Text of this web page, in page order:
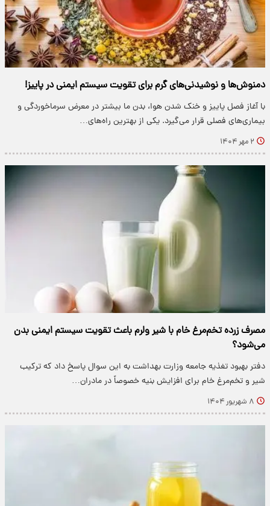
دمنوش‌ها و نوشیدنی‌های گرم برای تقویت سیستم ایمنی در پاییز!
با آغاز فصل پاییز و خنک شدن هوا، بدن ما بیشتر در معرض سرماخوردگی و
بیماری‌های فصلی قرار می‌گیرد. یکی از بهترین راه‌های…
۲ مهر ۱۴۰۴
مصرف زرده تخم‌مرغ خام با شیر ولرم باعث تقویت سیستم ایمنی بدن
می‌شود؟
دفتر بهبود تغذیه جامعه وزارت بهداشت به این سوال پاسخ داد که ترکیب
شیر و تخم‌مرغ خام برای افزایش بنیه خصوصاً در مادران…
۸ شهریور ۱۴۰۴